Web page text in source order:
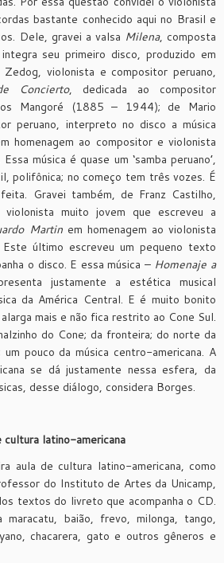
bastante conhecido aqui no Brasil e
Dele, gravei a valsa Milena, composta
seu primeiro disco, produzido em
violonista e compositor peruano,
Concierto, dedicada ao compositor
Mangoré (1885 – 1944); de Mario
peruano, interpreto no disco a música
homenagem ao compositor e violonista
música é quase um ‘samba peruano’,
polifônica; no começo tem três vozes. É
Gravei também, de Franz Castilho,
violonista muito jovem que escreveu a
Martinem homenagem ao violonista
Este último escreveu um pequeno texto
o disco. E essa música – Homenaje a
justamente a estética musical
da América Central. E é muito bonito
mais e não fica restrito ao Cone Sul.
do Cone; da fronteira; do norte da
um pouco da música centro-americana. A
se dá justamente nessa esfera, da
desse diálogo, considera Borges.
cultura latino-americana
aula de cultura latino-americana, como
do Instituto de Artes da Unicamp,
textos do livreto que acompanha o CD.
maracatu, baião, frevo, milonga, tango,
chacarera, gato e outros gêneros e